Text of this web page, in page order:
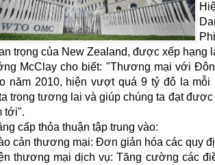
trọng của New Zealand, được xếp
McClay cho biết: "Thương mại với
năm 2010, hiện vượt quá 9 tỷ đô la
trong tương lai và giúp chúng ta đạt
tới".
cấp thỏa thuận tập trung vào:
cản thương mại: Đơn giản hóa các quy
thương mại dịch vụ: Tăng cường các